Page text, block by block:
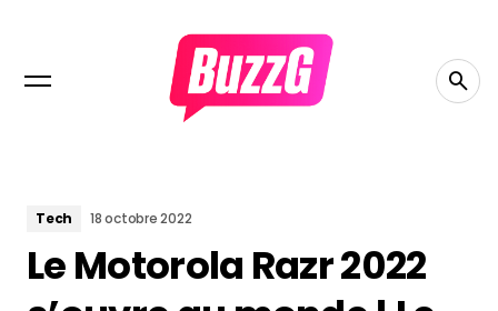
Tech 18 octobre 2022
Le Motorola Razr 2022